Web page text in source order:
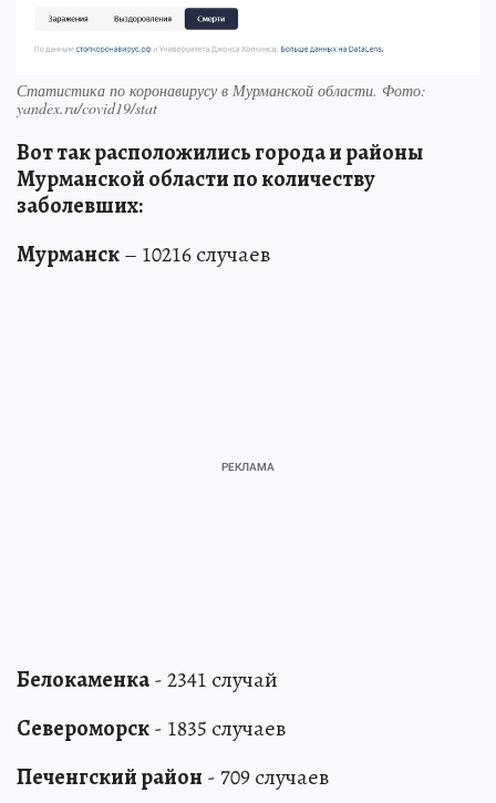
Статистика по коронавирусу в Мурманской области. Фото:
yandex.ru/covid19/stat
Вот так расположились города и районы
Мурманской области по количеству
заболевших:
Мурманск– 10216 случаев
Белокаменка- 2341 случай
Североморск- 1835 случаев
Печенгский район - 709 случаев